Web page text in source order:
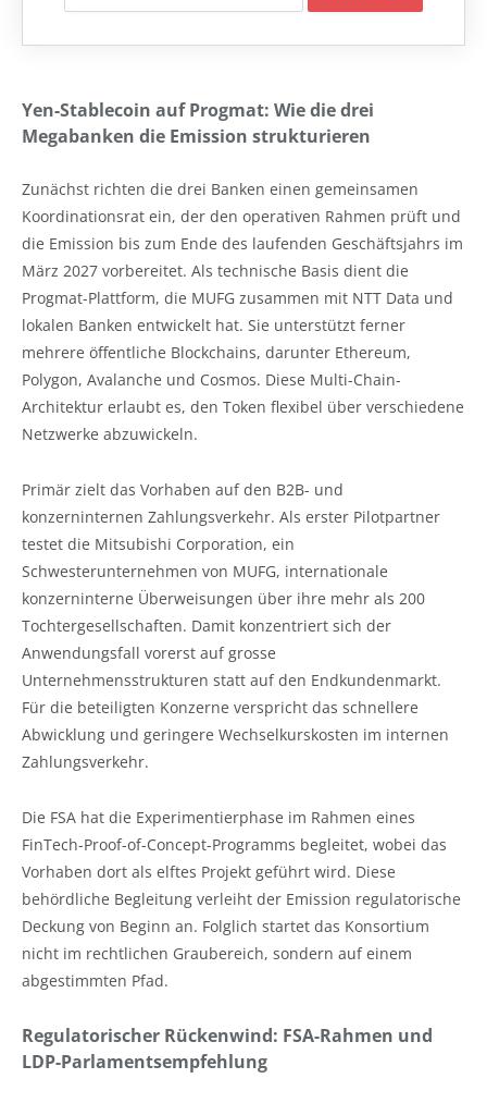
Yen-Stablecoin auf Progmat: Wie die drei
Megabanken die Emission strukturieren
Zunächst richten die drei Banken einen gemeinsamen
Koordinationsrat ein, der den operativen Rahmen prüft und
die Emission bis zum Ende des laufenden Geschäftsjahrs im
März 2027 vorbereitet. Als technische Basis dient die
Progmat-Plattform, die MUFG zusammen mit NTT Data und
lokalen Banken entwickelt hat. Sie unterstützt ferner
mehrere öffentliche Blockchains, darunter Ethereum,
Polygon, Avalanche und Cosmos. Diese Multi-Chain-
Architektur erlaubt es, den Token flexibel über verschiedene
Netzwerke abzuwickeln.
Primär zielt das Vorhaben auf den B2B- und
konzerninternen Zahlungsverkehr. Als erster Pilotpartner
testet die Mitsubishi Corporation, ein
Schwesterunternehmen von MUFG, internationale
konzerninterne Überweisungen über ihre mehr als 200
Tochtergesellschaften. Damit konzentriert sich der
Anwendungsfall vorerst auf grosse
Unternehmensstrukturen statt auf den Endkundenmarkt.
Für die beteiligten Konzerne verspricht das schnellere
Abwicklung und geringere Wechselkurskosten im internen
Zahlungsverkehr.
Die FSA hat die Experimentierphase im Rahmen eines
FinTech-Proof-of-Concept-Programms begleitet, wobei das
Vorhaben dort als elftes Projekt geführt wird. Diese
behördliche Begleitung verleiht der Emission regulatorische
Deckung von Beginn an. Folglich startet das Konsortium
nicht im rechtlichen Graubereich, sondern auf einem
abgestimmten Pfad.
Regulatorischer Rückenwind: FSA-Rahmen und
LDP-Parlamentsempfehlung